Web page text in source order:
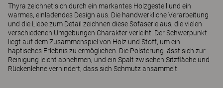
Thyra zeichnet sich durch ein markantes Holzgestell und ein
warmes, einladendes Design aus. Die handwerkliche Verarbeitung
und die Liebe zum Detail zeichnen diese Sofaserie aus, die vielen
verschiedenen Umgebungen Charakter verleiht. Der Schwerpunkt
liegt auf dem Zusammenspiel von Holz und Stoff, um ein
haptisches Erlebnis zu ermöglichen. Die Polsterung lässt sich zur
Reinigung leicht abnehmen, und ein Spalt zwischen Sitzfläche und
Rückenlehne verhindert, dass sich Schmutz ansammelt.